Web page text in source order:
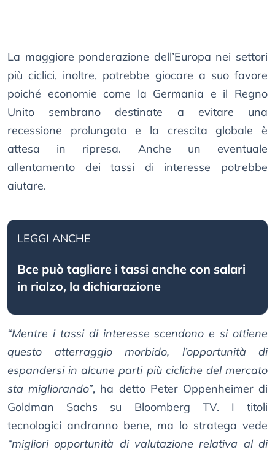
La maggiore ponderazione dell’Europa nei settori
più ciclici, inoltre, potrebbe giocare a suo favore
poiché economie come la Germania e il Regno
Unito sembrano destinate a evitare una
recessione prolungata e la crescita globale è
attesa in ripresa. Anche un eventuale
allentamento dei tassi di interesse potrebbe
aiutare.
LEGGI ANCHE
Bce può tagliare i tassi anche con salari
in rialzo, la dichiarazione
“Mentre i tassi di interesse scendono e si ottiene
questo atterraggio morbido, l’opportunità di
espandersi in alcune parti più cicliche del mercato
sta migliorando”, ha detto Peter Oppenheimer di
Goldman Sachs su Bloomberg TV. I titoli
tecnologici andranno bene, ma lo stratega vede
“migliori opportunità di valutazione relativa al di